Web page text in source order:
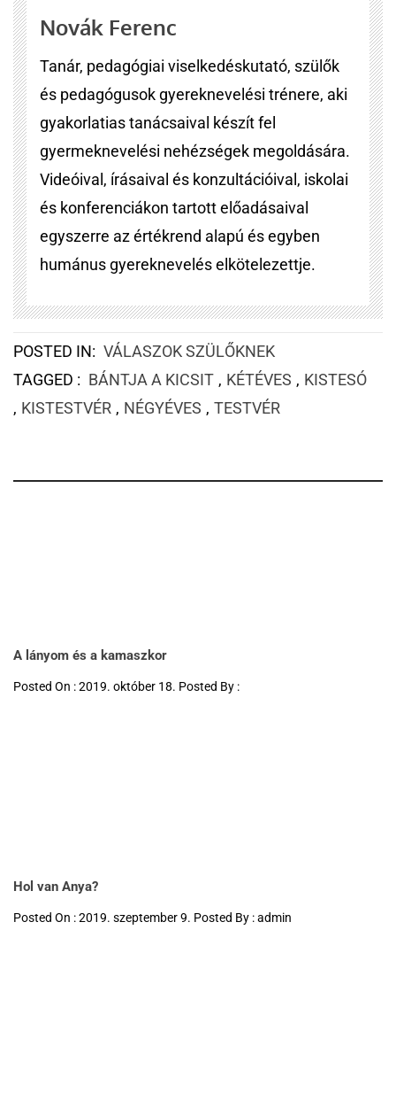
Novák Ferenc
Tanár, pedagógiai viselkedéskutató, szülők
és pedagógusok gyereknevelési trénere, aki
gyakorlatias tanácsaival készít fel
gyermeknevelési nehézségek megoldására.
Videóival, írásaival és konzultációival, iskolai
és konferenciákon tartott előadásaival
egyszerre az értékrend alapú és egyben
humánus gyereknevelés elkötelezettje.
POSTED IN: VÁLASZOK SZÜLŐKNEK
TAGGED : BÁNTJA A KICSIT , KÉTÉVES , KISTESÓ
, KISTESTVÉR , NÉGYÉVES , TESTVÉR
A lányom és a kamaszkor
Posted On : 2019. október 18. Posted By :
Hol van Anya?
Posted On : 2019. szeptember 9. Posted By : admin